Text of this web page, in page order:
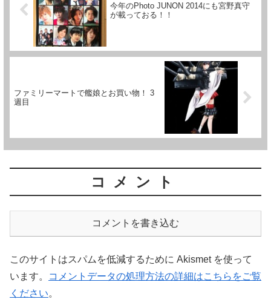
今年のPhoto JUNON 2014にも宮野真守
が載っておる！！
ファミリーマートで艦娘とお買い物！ 3
週目
コメント
コメントを書き込む
このサイトはスパムを低減するために Akismet を使って
います。
コメントデータの処理方法の詳細はこちらをご覧
ください。